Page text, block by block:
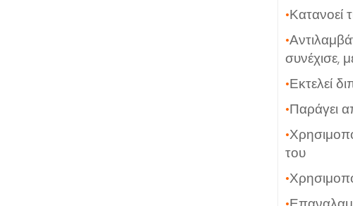
•Κατανοεί
•
συνέχισε,
•Εκτελεί
•Παράγει
•
του
•